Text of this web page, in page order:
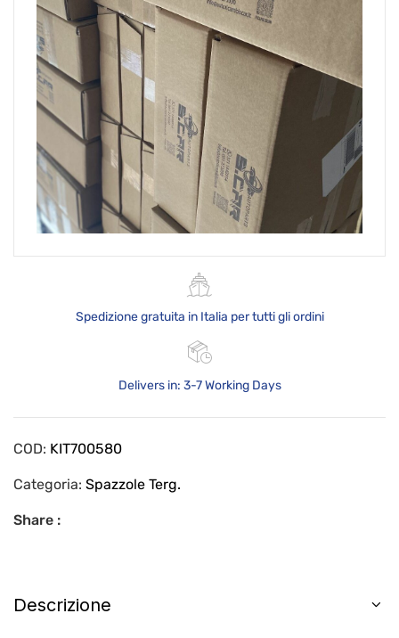
Spedizione gratuita in Italia per tutti gli ordini
Delivers in: 3-7 Working Days
COD: KIT700580
Categoria: Spazzole Terg.
Share :
Descrizione